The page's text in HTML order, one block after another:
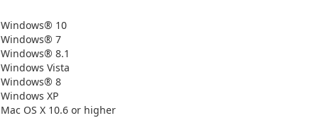
Windows® 10
Windows® 7
Windows® 8.1
Windows Vista
Windows® 8
Windows XP
Mac OS X 10.6 or higher